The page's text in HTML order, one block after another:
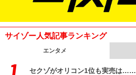
サイゾー人気記事ランキング
エンタメ
セクゾがオリコン1位も実売は……